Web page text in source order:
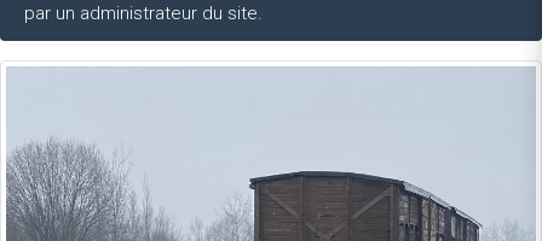
par un administrateur du site.